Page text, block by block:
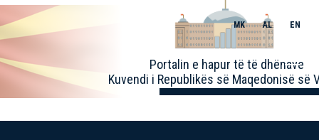
Portalin e hapur të të dhënave
Kuvendi i Republikës së Maqedonisë së
MK AL EN
Toggle